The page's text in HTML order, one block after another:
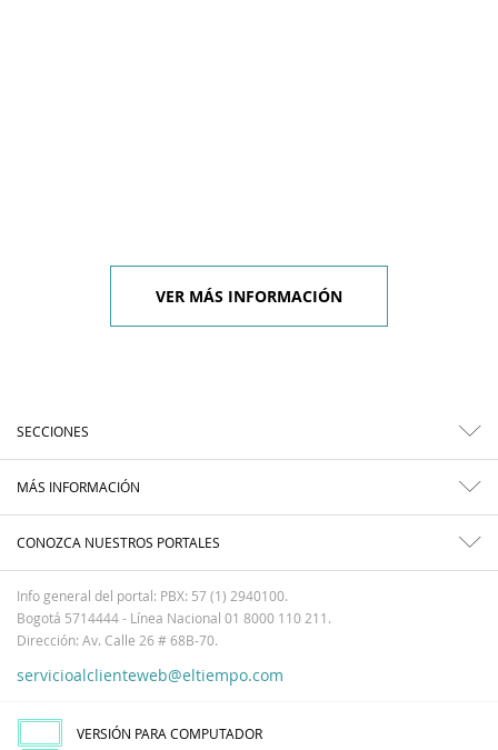
VER MÁS INFORMACIÓN
SECCIONES
MÁS INFORMACIÓN
CONOZCA NUESTROS PORTALES
Info general del portal: PBX: 57 (1) 2940100.
Bogotá 5714444 - Línea Nacional 01 8000 110 211.
Dirección: Av. Calle 26 # 68B-70.
servicioalclienteweb@eltiempo.com
VERSIÓN PARA COMPUTADOR